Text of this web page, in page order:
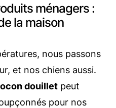
ménagers :
la maison
nous passons
et nos chiens aussi.
douillet peut
pour nos